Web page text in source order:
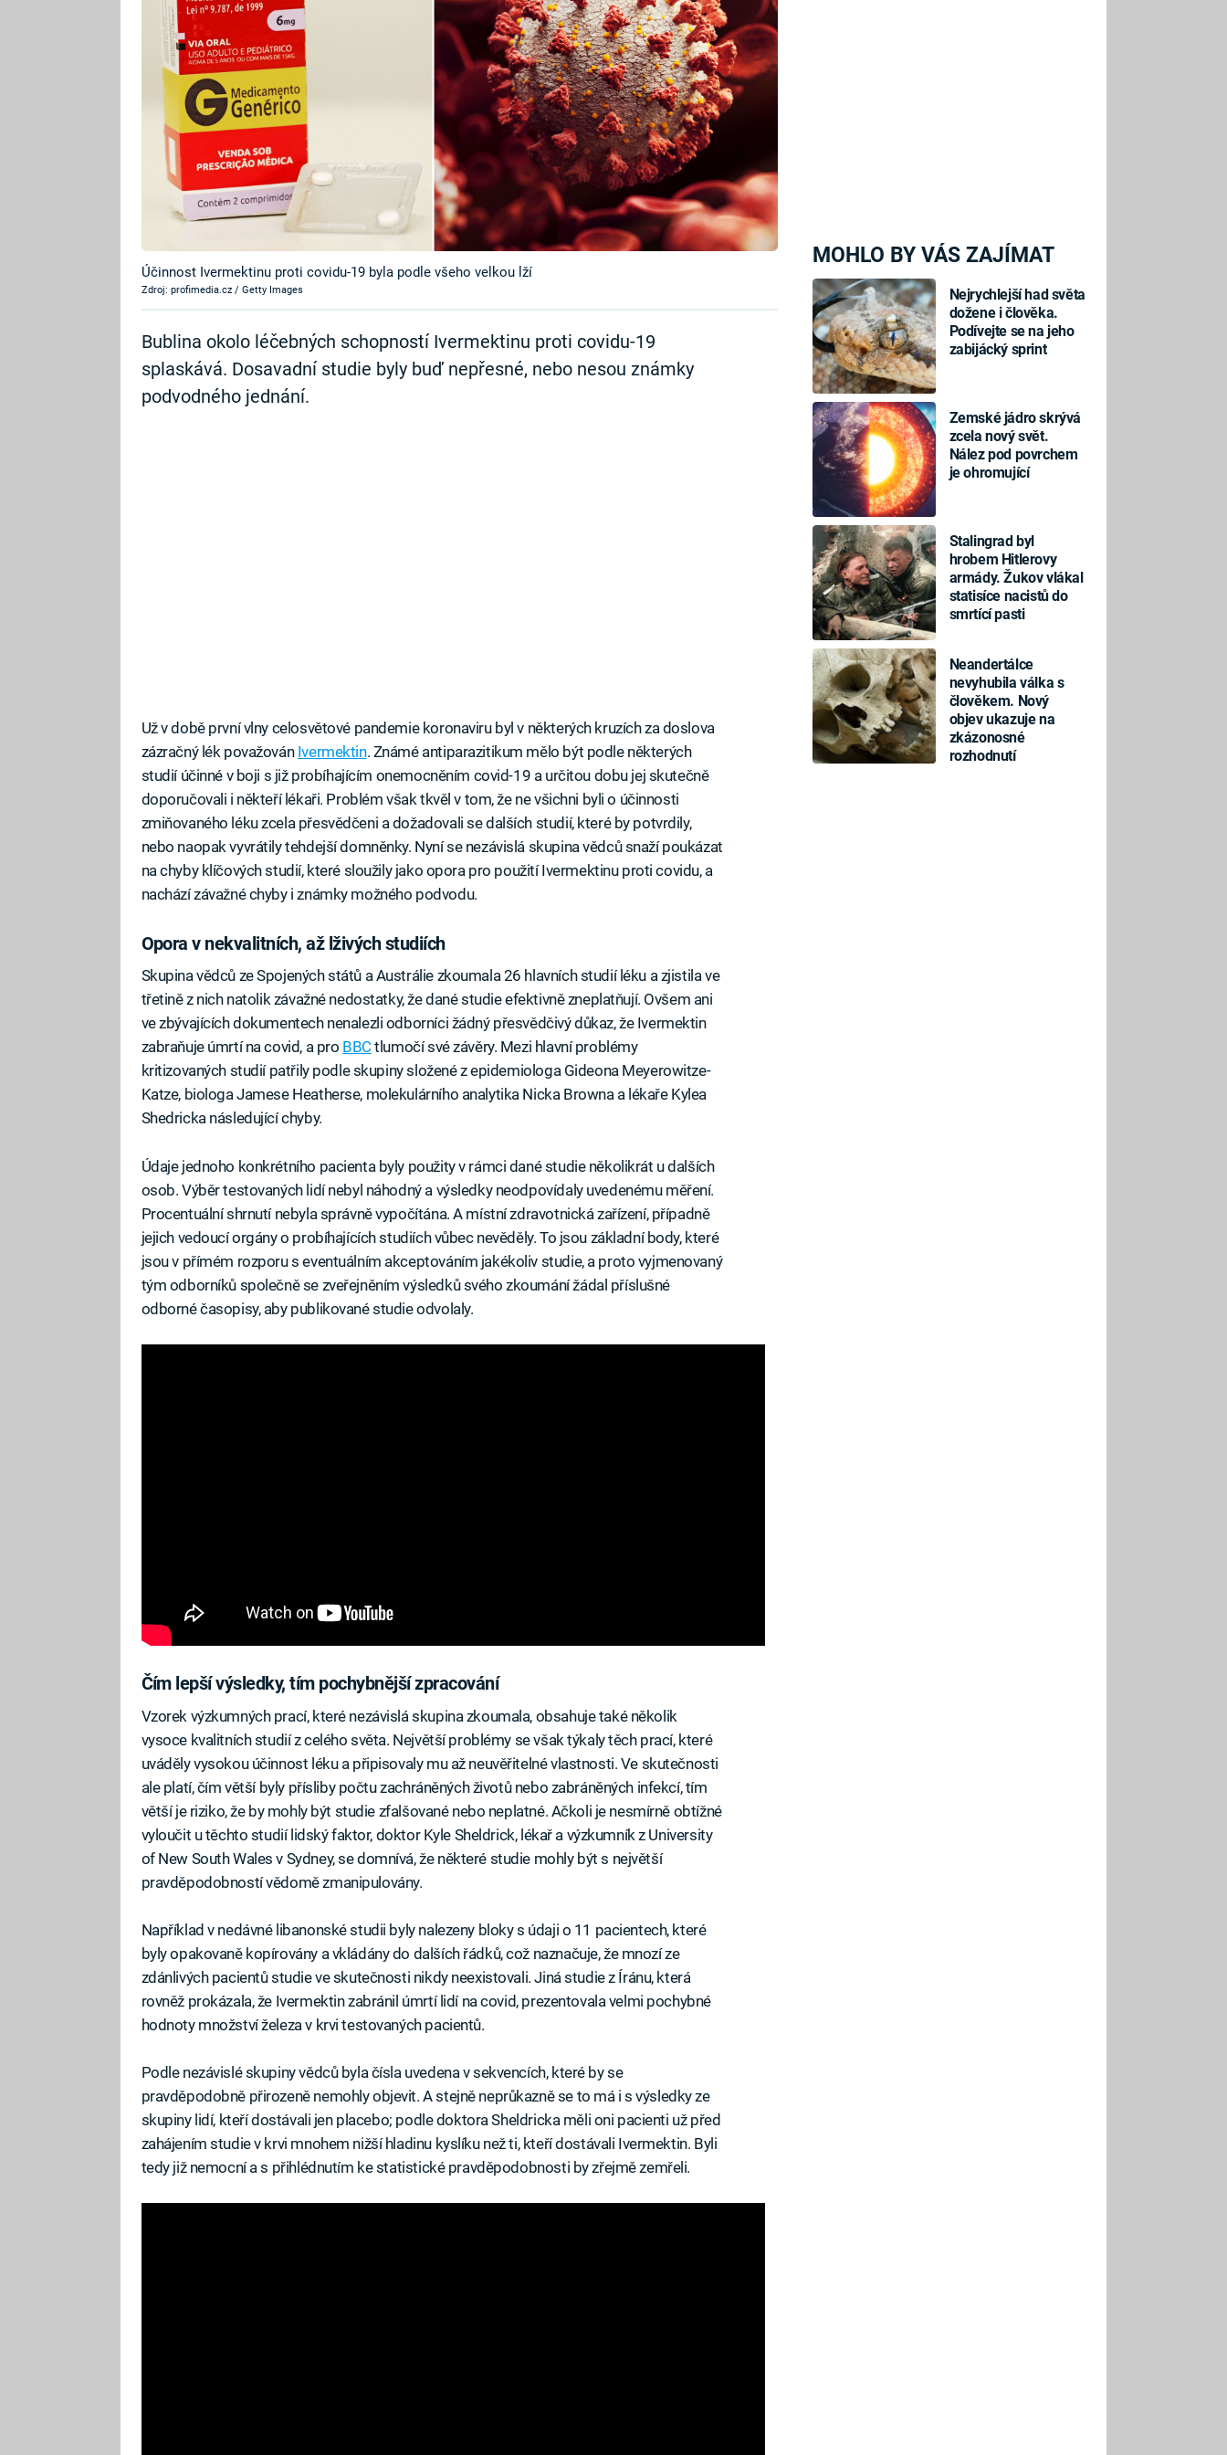
MOHLO BY VÁS ZAJÍMAT
Nejrychlejší had světa
dožene i člověka.
Podívejte se na jeho
zabijácký sprint
Zemské jádro skrývá
zcela nový svět.
Nález pod povrchem
je ohromující
Stalingrad byl
hrobem Hitlerovy
armády. Žukov vlákal
statisíce nacistů do
smrtící pasti
Neandertálce
nevyhubila válka s
člověkem. Nový
objev ukazuje na
zkázonosné
rozhodnutí
Účinnost Ivermektinu proti covidu-19 byla podle všeho velkou lží
Zdroj: profimedia.cz / Getty Images
Bublina okolo léčebných schopností Ivermektinu proti covidu-19
splaskává. Dosavadní studie byly buď nepřesné, nebo nesou známky
podvodného jednání.
Už v době první vlny celosvětové pandemie koronaviru byl v některých kruzích za doslova
zázračný lék považován Ivermektin. Známé antiparazitikum mělo být podle některých
studií účinné v boji s již probíhajícím onemocněním covid-19 a určitou dobu jej skutečně
doporučovali i někteří lékaři. Problém však tkvěl v tom, že ne všichni byli o účinnosti
zmiňovaného léku zcela přesvědčeni a dožadovali se dalších studií, které by potvrdily,
nebo naopak vyvrátily tehdejší domněnky. Nyní se nezávislá skupina vědců snaží poukázat
na chyby klíčových studií, které sloužily jako opora pro použití Ivermektinu proti covidu, a
nachází závažné chyby i známky možného podvodu.
Opora v nekvalitních, až lživých studiích
Skupina vědců ze Spojených států a Austrálie zkoumala 26 hlavních studií léku a zjistila ve
třetině z nich natolik závažné nedostatky, že dané studie efektivně zneplatňují. Ovšem ani
ve zbývajících dokumentech nenalezli odborníci žádný přesvědčivý důkaz, že Ivermektin
zabraňuje úmrtí na covid, a pro BBCtlumočí své závěry. Mezi hlavní problémy
kritizovaných studií patřily podle skupiny složené z epidemiologa Gideona Meyerowitze-
Katze, biologa Jamese Heatherse, molekulárního analytika Nicka Browna a lékaře Kylea
Shedricka následující chyby.
Údaje jednoho konkrétního pacienta byly použity v rámci dané studie několikrát u dalších
osob. Výběr testovaných lidí nebyl náhodný a výsledky neodpovídaly uvedenému měření.
Procentuální shrnutí nebyla správně vypočítána. A místní zdravotnická zařízení, případně
jejich vedoucí orgány o probíhajících studiích vůbec nevěděly. To jsou základní body, které
jsou v přímém rozporu s eventuálním akceptováním jakékoliv studie, a proto vyjmenovaný
tým odborníků společně se zveřejněním výsledků svého zkoumání žádal příslušné
odborné časopisy, aby publikované studie odvolaly.
Čím lepší výsledky, tím pochybnější zpracování
Vzorek výzkumných prací, které nezávislá skupina zkoumala, obsahuje také několik
vysoce kvalitních studií z celého světa. Největší problémy se však týkaly těch prací, které
uváděly vysokou účinnost léku a připisovaly mu až neuvěřitelné vlastnosti. Ve skutečnosti
ale platí, čím větší byly přísliby počtu zachráněných životů nebo zabráněných infekcí, tím
větší je riziko, že by mohly být studie zfalšované nebo neplatné. Ačkoli je nesmírně obtížné
vyloučit u těchto studií lidský faktor, doktor Kyle Sheldrick, lékař a výzkumník z University
of New South Wales v Sydney, se domnívá, že některé studie mohly být s největší
pravděpodobností vědomě zmanipulovány.
Například v nedávné libanonské studii byly nalezeny bloky s údaji o 11 pacientech, které
byly opakovaně kopírovány a vkládány do dalších řádků, což naznačuje, že mnozí ze
zdánlivých pacientů studie ve skutečnosti nikdy neexistovali. Jiná studie z Íránu, která
rovněž prokázala, že Ivermektin zabránil úmrtí lidí na covid, prezentovala velmi pochybné
hodnoty množství železa v krvi testovaných pacientů.
Podle nezávislé skupiny vědců byla čísla uvedena v sekvencích, které by se
pravděpodobně přirozeně nemohly objevit. A stejně neprůkazně se to má i s výsledky ze
skupiny lidí, kteří dostávali jen placebo; podle doktora Sheldricka měli oni pacienti už před
zahájením studie v krvi mnohem nižší hladinu kyslíku než ti, kteří dostávali Ivermektin. Byli
tedy již nemocní a s přihlédnutím ke statistické pravděpodobnosti by zřejmě zemřeli.